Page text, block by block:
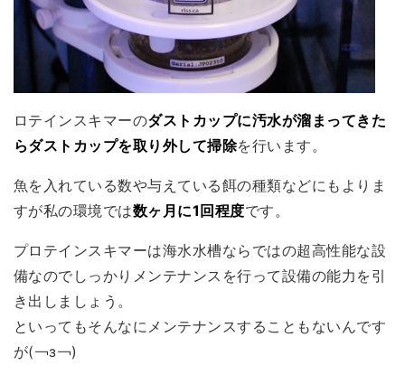
ロテインスキマーのダストカップに汚水が溜まってきた
らダストカップを取り外して掃除を行います。
魚を入れている数や与えている餌の種類などにもよりま
すが私の環境では数ヶ月に1回程度です。
プロテインスキマーは海水水槽ならではの超高性能な設
備なのでしっかりメンテナンスを行って設備の能力を引
き出しましょう。
といってもそんなにメンテナンスすることもないんです
が(￢з￢)